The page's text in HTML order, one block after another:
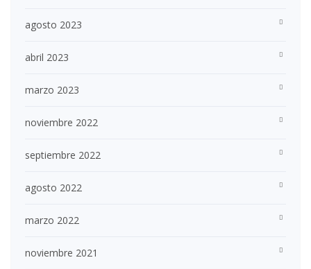
agosto 2023
abril 2023
marzo 2023
noviembre 2022
septiembre 2022
agosto 2022
marzo 2022
noviembre 2021